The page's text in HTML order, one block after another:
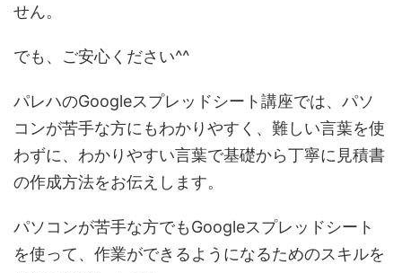
せん。
でも、ご安心ください^^
パレハのGoogleスプレッドシート講座では、パソ
コンが苦手な方にもわかりやすく、難しい言葉を使
わずに、わかりやすい言葉で基礎から丁寧に見積書
の作成方法をお伝えします。
パソコンが苦手な方でもGoogleスプレッドシート
を使って、作業ができるようになるためのスキルを